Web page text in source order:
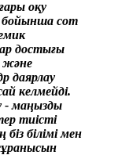
оқу
бойынша сот
достығы
және
даярлау
келмейді.
- маңызды
тиісті
білімі мен